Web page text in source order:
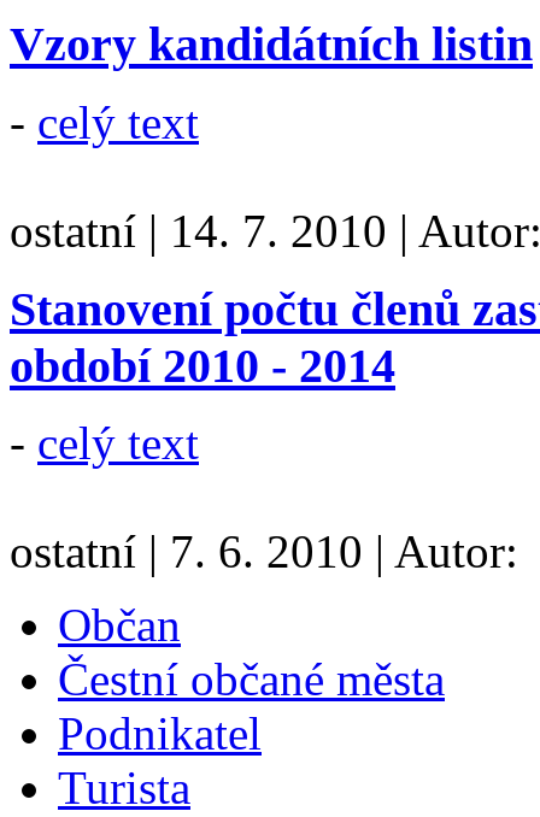
Vzory kandidátních listin
- celý text
ostatní | 14. 7. 2010 |
Stanovení počtu členů
období 2010 - 2014
- celý text
ostatní | 7. 6. 2010 | Autor:
Občan
Čestní občané města
Podnikatel
Turista